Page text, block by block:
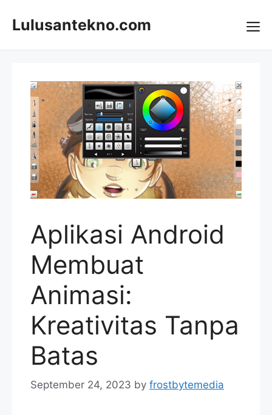
Lulusantekno.com
Aplikasi Android
Membuat
Animasi:
Kreativitas Tanpa
Batas
September 24, 2023 by frostbytemedia